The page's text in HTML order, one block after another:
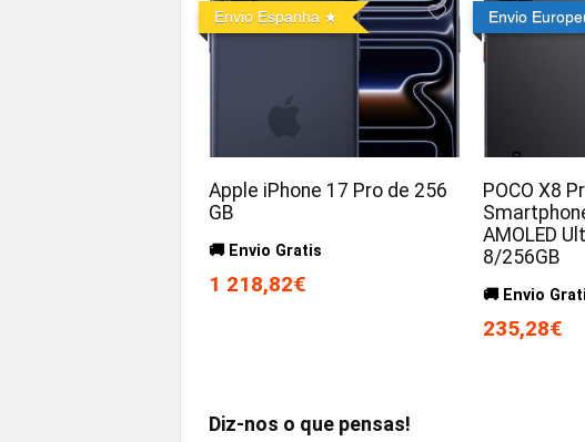
Envio Espanha
Apple iPhone 17 Pro de 256
GB
🚚 Envio Gratis
1 218,82€
Envio
POCO X8
AMOLED
8/256GB
🚚 Envio
235,28€
Diz-nos o que pensas!